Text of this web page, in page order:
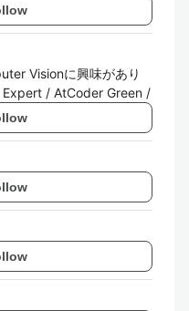
Visionに興味があり
Expert / AtCoder Green /